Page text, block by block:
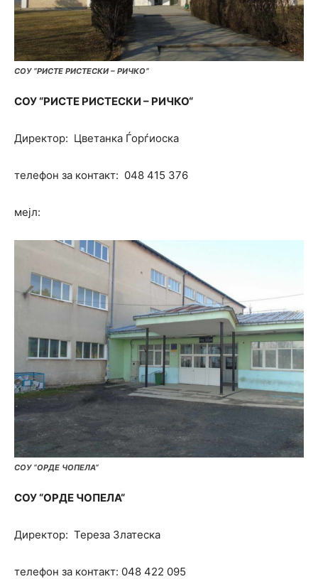
СОУ “РИСТЕ РИСТЕСКИ – РИЧКО“
СОУ“РИСТЕ РИСТЕСКИ – РИЧКО“
Директор: Цветанка Ѓорѓиоска
телефон за контакт: 048 415 376
мејл:
СОУ “ОРДЕ ЧОПЕЛА“
СОУ“ОРДЕ ЧОПЕЛА“
Директор: Тереза Златеска
телефон за контакт: 048 422 095